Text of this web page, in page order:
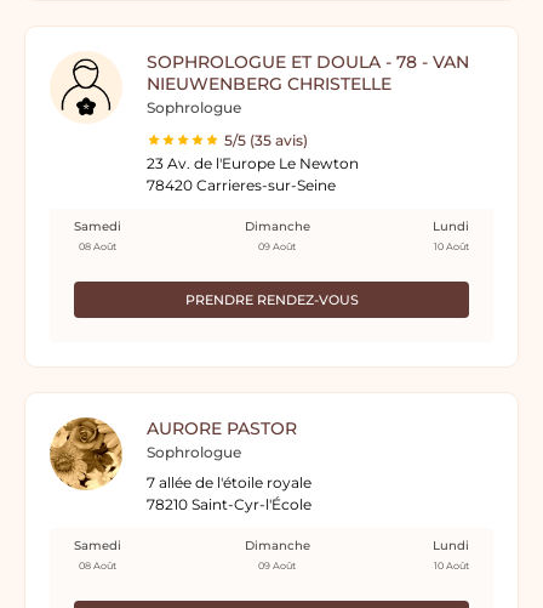
SOPHROLOGUE ET DOULA - 78 - VAN
NIEUWENBERG CHRISTELLE
Sophrologue
5/5 (35 avis)
23 Av. de l'Europe Le Newton
78420 Carrieres-sur-Seine
PRENDRE RENDEZ-VOUS
Samedi
08 Août
Dimanche
09 Août
Lundi
10 Août
AURORE PASTOR
Sophrologue
7 allée de l'étoile royale
78210 Saint-Cyr-l'École
Samedi
08 Août
Dimanche
09 Août
Lundi
10 Août